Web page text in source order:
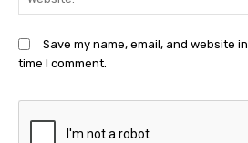
Save my name, email, and website
time I comment.